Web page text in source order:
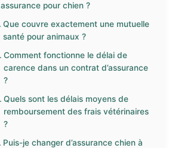
assurance pour chien ?
Que couvre exactement une mutuelle
santé pour animaux ?
Comment fonctionne le délai de
carence dans un contrat d’assurance
?
Quels sont les délais moyens de
remboursement des frais vétérinaires
?
Puis-je changer d’assurance chien à